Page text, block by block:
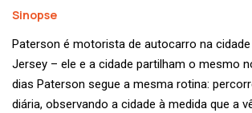
Sinopse
Paterson é motorista de autocarro na
Jersey – ele e a cidade partilham o mesmo
dias Paterson segue a mesma rotina:
diária, observando a cidade à medida que a